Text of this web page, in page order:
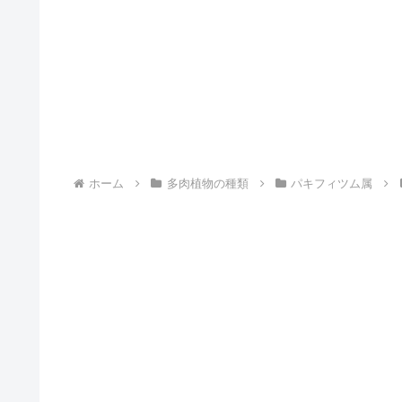
ホーム 多肉植物の種類 パキフィツム属